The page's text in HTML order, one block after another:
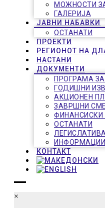
МОЖНОСТИ
ГАЛЕРИЈА
ЈАВНИ НАБАВКИ
ОСТАНАТИ
ПРОЕКТИ
РЕГИОНОТ НА
НАСТАНИ
ДОКУМЕНТИ
ПРОГРАМА
ГОДИШНИ
АКЦИОНЕН
ЗАВРШНИ
ФИНАНСИСКИ
ОСТАНАТИ
ЛЕГИСЛАТИВА
КОНТАКТ
×